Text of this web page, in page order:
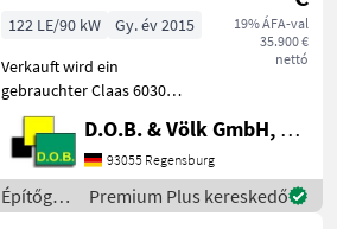
19% ÁFA-val
35.900 €
nettó
122 LE/90 kW
Gy. év 2015
Verkauft wird ein
gebrauchter Claas 6030
Varipower Teleskoplader -
Kramer
Schnellwechselplatte
hydraulisch - Handgas mit
Langsamfahreinrichtung -
D.O.B. & Völk GmbH, Filiale Regensburg
93055 Regensburg
Építőgépek
/ Claas
Premium Plus kereskedő